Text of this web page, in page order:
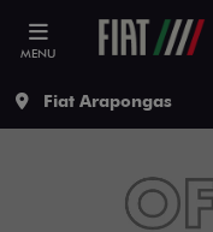
MENU
Fiat Arapongas